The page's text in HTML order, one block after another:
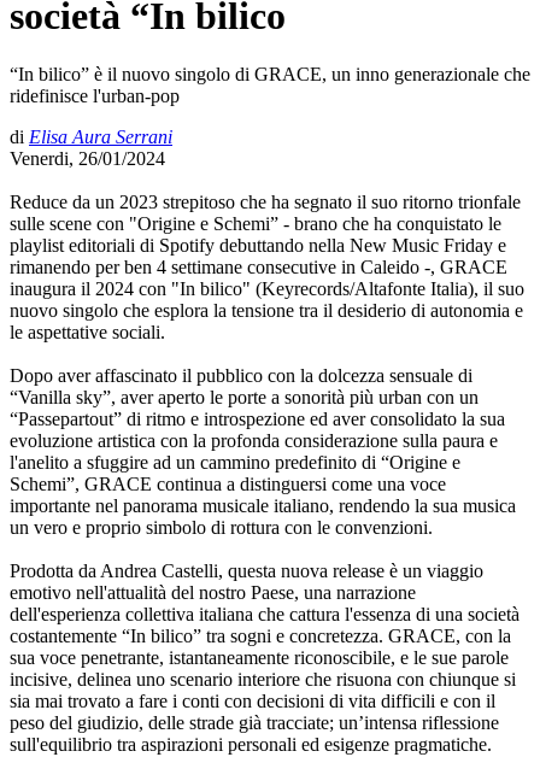
società “In bilico
“In bilico” è il nuovo singolo di GRACE, un inno generazionale che
ridefinisce l'urban-pop
di Elisa Aura Serrani
Venerdi, 26/01/2024
Reduce da un 2023 strepitoso che ha segnato il suo ritorno trionfale
sulle scene con "Origine e Schemi” - brano che ha conquistato le
playlist editoriali di Spotify debuttando nella New Music Friday e
rimanendo per ben 4 settimane consecutive in Caleido -, GRACE
inaugura il 2024 con "In bilico" (Keyrecords/Altafonte Italia), il suo
nuovo singolo che esplora la tensione tra il desiderio di autonomia e
le aspettative sociali.
Dopo aver affascinato il pubblico con la dolcezza sensuale di
“Vanilla sky”, aver aperto le porte a sonorità più urban con un
“Passepartout” di ritmo e introspezione ed aver consolidato la sua
evoluzione artistica con la profonda considerazione sulla paura e
l'anelito a sfuggire ad un cammino predefinito di “Origine e
Schemi”, GRACE continua a distinguersi come una voce
importante nel panorama musicale italiano, rendendo la sua musica
un vero e proprio simbolo di rottura con le convenzioni.
Prodotta da Andrea Castelli, questa nuova release è un viaggio
emotivo nell'attualità del nostro Paese, una narrazione
dell'esperienza collettiva italiana che cattura l'essenza di una società
costantemente “In bilico” tra sogni e concretezza. GRACE, con la
sua voce penetrante, istantaneamente riconoscibile, e le sue parole
incisive, delinea uno scenario interiore che risuona con chiunque si
sia mai trovato a fare i conti con decisioni di vita difficili e con il
peso del giudizio, delle strade già tracciate; un’intensa riflessione
sull'equilibrio tra aspirazioni personali ed esigenze pragmatiche.